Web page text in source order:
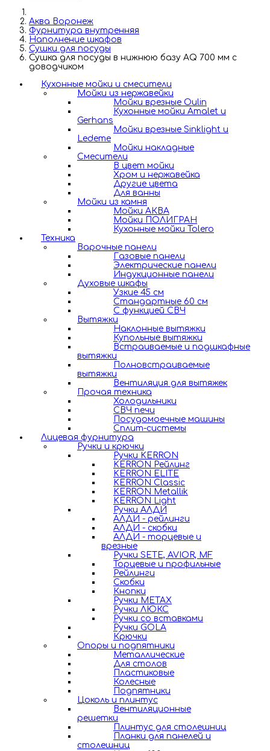
Аква Воронеж
Фурнитура внутренняя
Наполнение шкафов
Сушки для посуды
Сушка для посуды в нижнюю базу AQ 700 мм с
доводчиком
Кухонные мойки и смесители
Мойки из нержавейки
Мойки врезные Oulin
Кухонные мойки Amalet и
Gerhans
Мойки врезные Sinklight и
Ledeme
Мойки накладные
Смесители
В цвет мойки
Хром и нержавейка
Другие цвета
Для ванны
Мойки из камня
Мойки АКВА
Мойки ПОЛИГРАН
Кухонные мойки Tolero
Техника
Варочные панели
Газовые панели
Электрические панели
Индукционные панели
Духовые шкафы
Узкие 45 см
Стандартные 60 см
С функцией СВЧ
Вытяжки
Наклонные вытяжки
Купольные вытяжки
Встраиваемые и подшкафные
вытяжки
Полновстраиваемые
вытяжки
Вентиляция для вытяжек
Прочая техника
Холодильники
СВЧ печи
Посудомоечные машины
Сплит-системы
Лицевая фурнитура
Ручки и крючки
Ручки KERRON
KERRON Рейлинг
KERRON ELITE
KERRON Classic
KERRON Metallik
KERRON Light
Ручки АЛДИ
АЛДИ - рейлинги
АЛДИ - скобки
АЛДИ - торцевые и
врезные
Ручки SETE, AVIOR, MF
Торцевые и профильные
Рейлинги
Скобки
Кнопки
Ручки METAX
Ручки ЛЮКС
Ручки со вставками
Ручки GOLA
Крючки
Опоры и подпятники
Металлические
Для столов
Пластиковые
Колесные
Подпятники
Цоколь и плинтус
Вентиляционные
решетки
Плинтус для столешниц
Планки для панелей и
столешниц